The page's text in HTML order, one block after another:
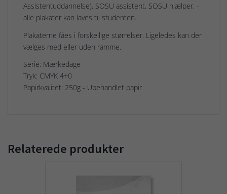
Assistentuddannelse), SOSU assistent, SOSU hjælper, -
alle plakater kan laves til studenten.
Plakaterne fåes i forskellige størrelser. Ligeledes kan der
vælges med eller uden ramme.
Serie: Mærkedage
Tryk: CMYK 4+0
Papirkvalitet: 250g - Ubehandlet papir
Relaterede produkter